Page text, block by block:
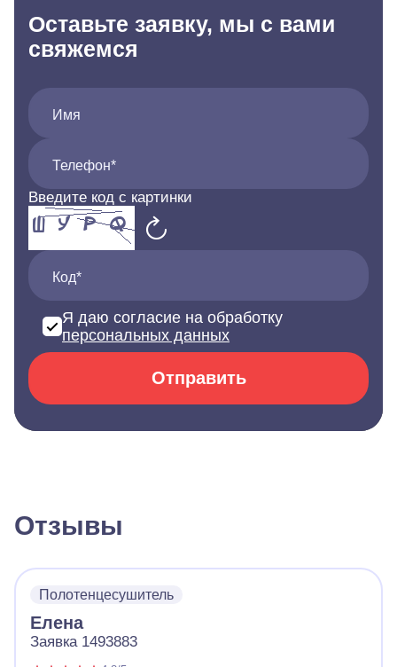
Оставьте заявку, мы с вами
свяжемся
Имя
Телефон*
Введите код с картинки
Код*
Я даю согласие на обработку
персональных данных
Отправить
Отзывы
Полотенцесушитель
Елена
Заявка 1493883